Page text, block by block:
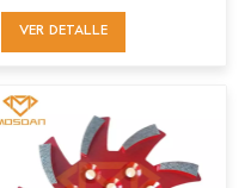
con 20 flechas
VER DETALLE